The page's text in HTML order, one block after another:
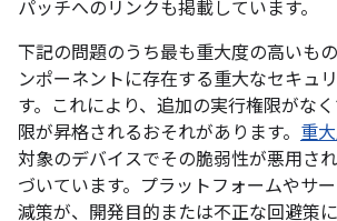
パッチへのリンクも掲載しています。
下記の問題のうち最も重大度の高いも
ンポーネントに存在する重大なセキュ
す。これにより、追加の実行権限がな
限が昇格されるおそれがあります。 重
対象のデバイスでその脆弱性が悪用さ
づいています。プラットフォームやサ
減策が、開発目的または不正な回避策